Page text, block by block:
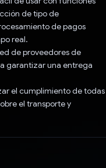
de tipo de
de pagos
real.
de proveedores de
garantizar una entrega
el cumplimiento de todas
el transporte y